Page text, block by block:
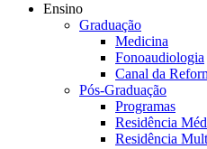
Ensino
Graduação
Medicina
Fonoaudiologia
Canal da
Pós-Graduação
Programas
Residência
Residência